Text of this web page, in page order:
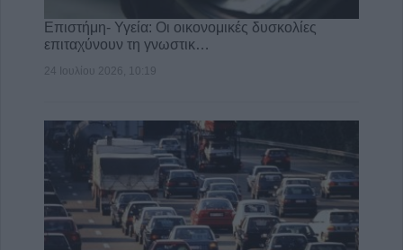
Επιστήμη- Υγεία: Οι οικονομικές δυσκολίες
επιταχύνουν τη γνωστικ…
24 Ιουλίου 2026, 10:19